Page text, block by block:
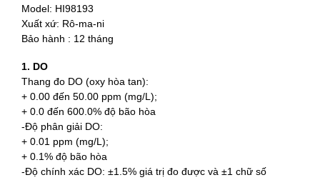
Model: HI98193
Xuất xứ: Rô-ma-ni
Bảo hành : 12 tháng
1. DO
Thang đo DO (oxy hòa tan):
+ 0.00 đến 50.00 ppm (mg/L);
+ 0.0 đến 600.0% độ bão hòa
-Độ phân giải DO:
+ 0.01 ppm (mg/L);
+ 0.1% độ bão hòa
-Độ chính xác DO: ±1.5% giá trị đo được và ±1 chữ số